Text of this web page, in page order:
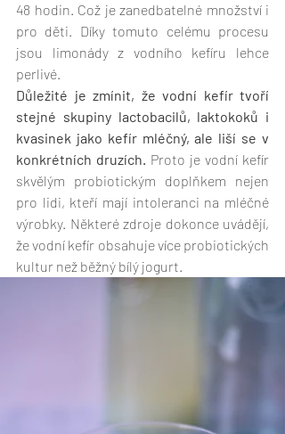
48 hodin. Což je zanedbatelné množství i
pro děti. Díky tomuto celému procesu
jsou limonády z vodního kefíru lehce
perlivé.
Důležité je zmínit, že vodní kefír tvoří
stejné skupiny lactobacilů, laktokoků i
kvasinek jako kefír mléčný, ale liší se v
konkrétních druzích. Proto je vodní kefír
skvělým probiotickým doplňkem nejen
pro lidi, kteří mají intoleranci na mléčné
výrobky. Některé zdroje dokonce uvádějí,
že vodní kefír obsahuje více probiotických
kultur než běžný bílý jogurt.